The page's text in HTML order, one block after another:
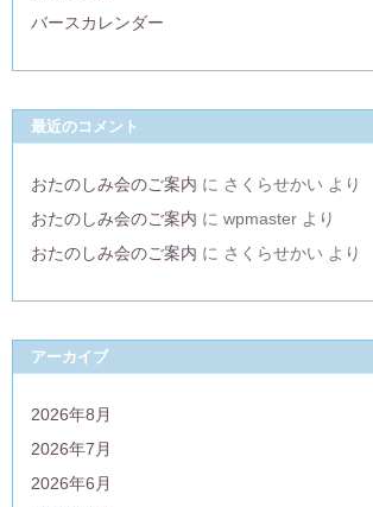
バースカレンダー
最近のコメント
おたのしみ会のご案内 に さくらせかい より
おたのしみ会のご案内 に wpmaster より
おたのしみ会のご案内 に さくらせかい より
アーカイブ
2026年8月
2026年7月
2026年6月